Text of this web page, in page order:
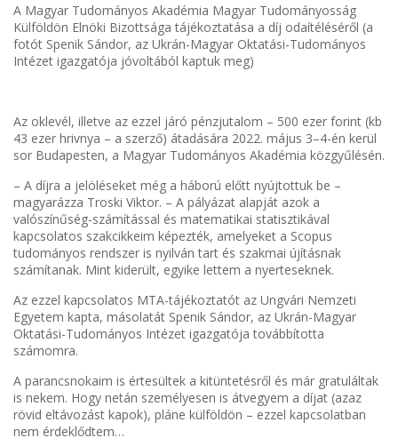
A Magyar Tudományos Akadémia Magyar Tudományosság
Külföldön Elnöki Bizottsága tájékoztatása a díj odaítéléséről (a
fotót Spenik Sándor, az Ukrán-Magyar Oktatási-Tudományos
Intézet igazgatója jóvoltából kaptuk meg)
Az oklevél, illetve az ezzel járó pénzjutalom – 500 ezer forint (kb
43 ezer hrivnya – a szerző) átadására 2022. május 3–4-én kerül
sor Budapesten, a Magyar Tudományos Akadémia közgyűlésén.
– A díjra a jelöléseket még a háború előtt nyújtottuk be –
magyarázza Troski Viktor. – A pályázat alapját azok a
valószínűség-számítással és matematikai statisztikával
kapcsolatos szakcikkeim képezték, amelyeket a Scopus
tudományos rendszer is nyilván tart és szakmai újításnak
számítanak. Mint kiderült, egyike lettem a nyerteseknek.
Az ezzel kapcsolatos MTA-tájékoztatót az Ungvári Nemzeti
Egyetem kapta, másolatát Spenik Sándor, az Ukrán-Magyar
Oktatási-Tudományos Intézet igazgatója továbbította
számomra.
A parancsnokaim is értesültek a kitüntetésről és már gratuláltak
is nekem. Hogy netán személyesen is átvegyem a díjat (azaz
rövid eltávozást kapok), pláne külföldön – ezzel kapcsolatban
nem érdeklődtem…